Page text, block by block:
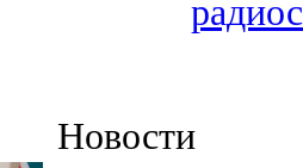
105,2 FM
91,5 FM
Новости